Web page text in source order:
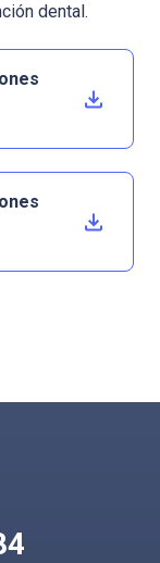
dental.